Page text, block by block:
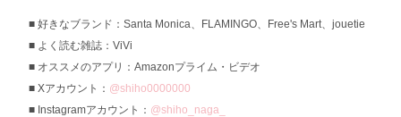
好きなブランド：Santa Monica、FLAMINGO、Free's Mart、jouetie
よく読む雑誌：ViVi
オススメのアプリ：Amazonプライム・ビデオ
Xアカウント： @shiho0000000
Instagramアカウント： @shiho_naga_